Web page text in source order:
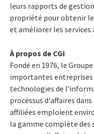
leurs rapports de
propriété pour obtenir
et améliorer les services
À propos de CGI
Fondé en 1976, le
importantes entreprises
technologies de
processus d'affaires
affiliées emploient
la gamme complète des